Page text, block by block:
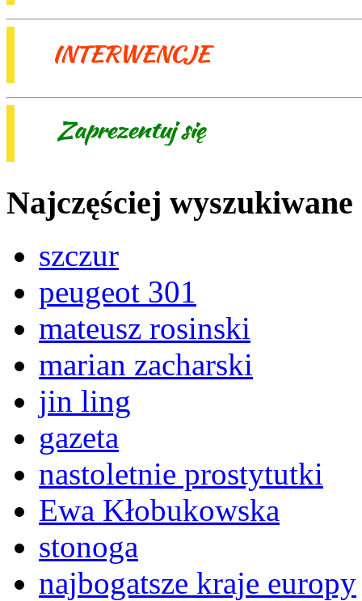
Najczęściej wyszukiwane
szczur
peugeot 301
mateusz rosinski
marian zacharski
jin ling
gazeta
nastoletnie prostytutki
Ewa Kłobukowska
stonoga
najbogatsze kraje europy